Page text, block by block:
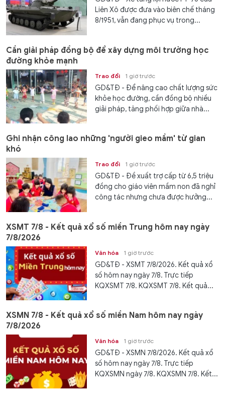
Liên Xô được đưa vào biên chế tháng
8/1951, vẫn đang phục vụ trong...
Cần giải pháp đồng bộ để xây dựng môi trường học
đường khỏe mạnh
Trao đổi 1 giờ trước
GD&TĐ - Để nâng cao chất lượng sức
khỏe học đường, cần đồng bộ nhiều
giải pháp, tăng phối hợp giữa nhà...
Ghi nhận công lao những 'người gieo mầm' từ gian
khó
Trao đổi 1 giờ trước
GD&TĐ - Đề xuất trợ cấp từ 6,5 triệu
đồng cho giáo viên mầm non đã nghỉ
công tác nhưng chưa được hưởng...
XSMT 7/8 - Kết quả xổ số miền Trung hôm nay ngày
7/8/2026
Văn hóa 1 giờ trước
GD&TĐ - XSMT 7/8/2026. Kết quả xổ
số hôm nay ngày 7/8. Trực tiếp
KQXSMT 7/8. KQXSMT 7/8. Kết quả...
XSMN 7/8 - Kết quả xổ số miền Nam hôm nay ngày
7/8/2026
Văn hóa 1 giờ trước
GD&TĐ - XSMN 7/8/2026. Kết quả xổ
số hôm nay ngày 7/8. Trực tiếp
KQXSMN ngày 7/8. KQXSMN 7/8. Kết...